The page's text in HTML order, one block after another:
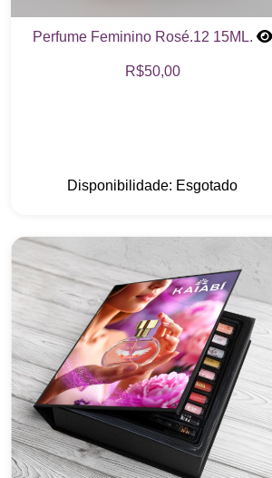
Perfume Feminino Rosé.12 15ML.
R$50,00
Disponibilidade: Esgotado